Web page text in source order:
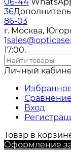
36
86-03
г. Москва,
1
17:00.
Личный
Сравнение
Вход
Товар в
Оформление